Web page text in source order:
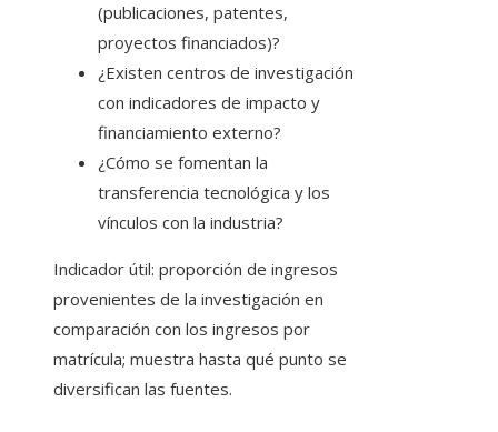
(publicaciones, patentes,
proyectos financiados)?
¿Existen centros de investigación
con indicadores de impacto y
financiamiento externo?
¿Cómo se fomentan la
transferencia tecnológica y los
vínculos con la industria?
Indicador útil: proporción de ingresos
provenientes de la investigación en
comparación con los ingresos por
matrícula; muestra hasta qué punto se
diversifican las fuentes.